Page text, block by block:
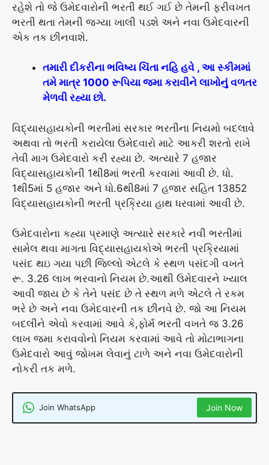
રહેશે તો જે ઉમેદવારોની ભરતી થઈ ગઈ છે તેમની ફરીવખત
ભરતી થતા તેમની જગ્યા ખાલી પડશે અને નવા ઉમેદવારની
એક તક છીનવાશે.
તમારી દીકરીના ભવિષ્ય ચિંતા નહિ હવે , આ સ્કીમમાં
તમે માત્ર 1000 રૂપિયા જમા કરાવીને લાખોનું વળતર
મેળવી રહ્યા છો.
વિદ્યાસહાયકોની ભરતીમાં સરકાર ભરતીના નિયમો બદલાવે
અથવા તો ભરતી કરાયેલા ઉમેદવારો માટે આકરી શરતો રાખે
તેવી માગ ઉમેદવારો કરી રહ્યા છે. અત્યારે 7 હજાર
વિદ્યાસહાયકોની 1થી8માં ભરતી કરવામાં આવી છે. ધો.
1થી5માં 5 હજાર અને ધો.6થી8માં 7 હજાર સહિત 13852
વિદ્યાસહાયકોની ભરતી પ્રક્રિયા હાથ ધરવામાં આવી છે.
ઉમેદવારોના કહ્યા પ્રમાણે અત્યારે સરકારે નવી ભરતીમાં
સામેલ થવા માગતા વિદ્યાસહાયકોએ ભરતી પ્રક્રિયામાં
પસંદ થઇ ગયા પછી જિલ્લો એટલે કે સ્થળ પસંદગી વખતે
રૂ. 3.26 લાખ ભરવાનો નિયમ છે.આથી ઉમેદવારને ખ્યાલ
આવી જાય છે કે તેને પસંદ છે તે સ્થળ મળે એટલે તે રકમ
ભરે છે અને નવા ઉમેદવારની તક છીનવે છે. જો આ નિયમ
બદલીને એવો કરવામાં આવે કે,ફોર્મ ભરતી વખતે જ 3.26
લાખ જમા કરાવવોનો નિયમ કરવામાં આવે તો મોટાભાગના
ઉમેદવારો આવું જોખમ લેવાનું ટાળે અને નવા ઉમેદવારોની
નોકરી તક મળે.
Join WhatsApp Join Now